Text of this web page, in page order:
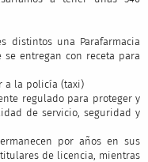
distintos una Parafarmacia
entregan con receta para
a la policía (taxi)
regulado para proteger y
de servicio, seguridad y
por años en sus
de licencia, mientras